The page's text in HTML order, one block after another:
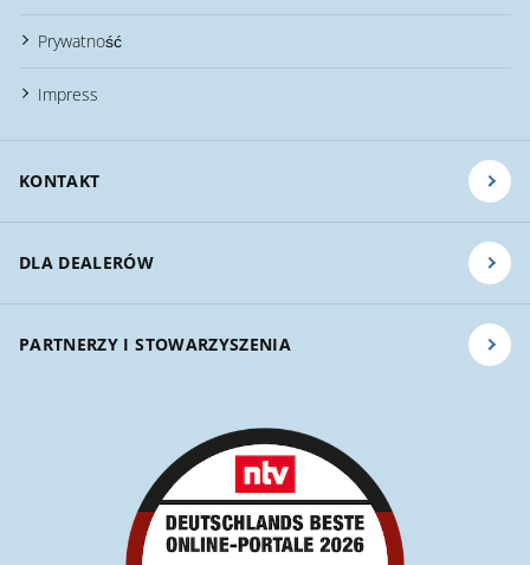
Prywatność
Impress
KONTAKT
DLA DEALERÓW
PARTNERZY I STOWARZYSZENIA